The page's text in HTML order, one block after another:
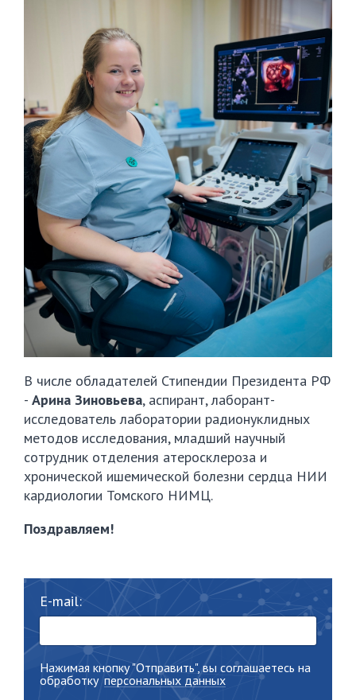
В числе обладателей Стипендии Президента РФ
- Арина Зиновьева, аспирант, лаборант-
исследователь лаборатории радионуклидных
методов исследования, младший научный
сотрудник отделения атеросклероза и
хронической ишемической болезни сердца НИИ
кардиологии Томского НИМЦ.
Поздравляем!
E-mail:
Нажимая кнопку "Отправить", вы соглашаетесь на
обработку персональных данных